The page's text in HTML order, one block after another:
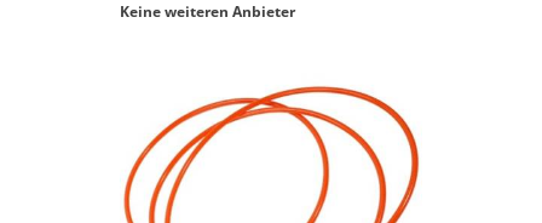
Keine weiteren Anbieter